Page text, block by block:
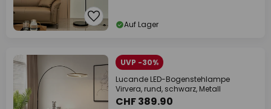
Auf Lager
UVP -30%
Lucande LED-Bogenstehlampe
Virvera, rund, schwarz, Metall
CHF 389.90